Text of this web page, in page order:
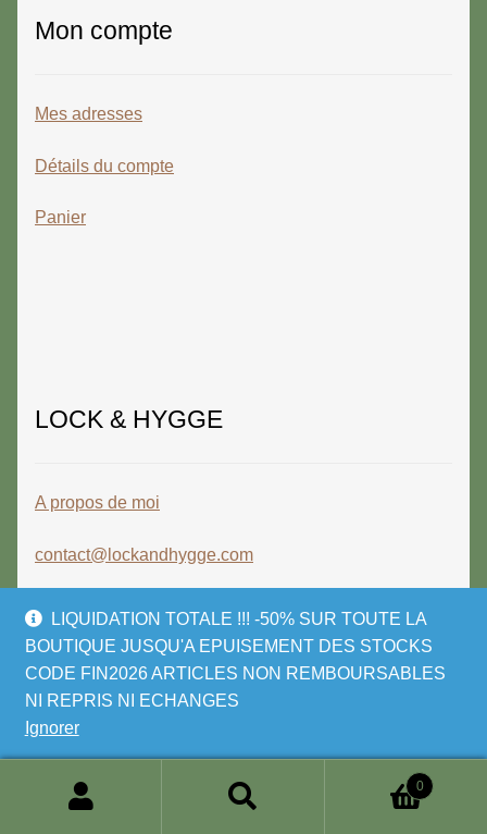
LIQUIDATION TOTALE !!! -50% SUR TOUTE LA
BOUTIQUE JUSQU'A EPUISEMENT DES STOCKS
CODE FIN2026 ARTICLES NON REMBOURSABLES
NI REPRIS NI ECHANGES
Ignorer
Mon compte
Mes adresses
Détails du compte
Panier
LOCK & HYGGE
A propos de moi
contact@lockandhygge.com
© LOCK & HYGGE 2026
Recherche
0